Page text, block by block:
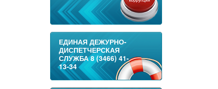
ЕДИНАЯ ДЕЖУРНО-
ДИСПЕТЧЕРСКАЯ
СЛУЖБА 8 (3466) 41-
13-34